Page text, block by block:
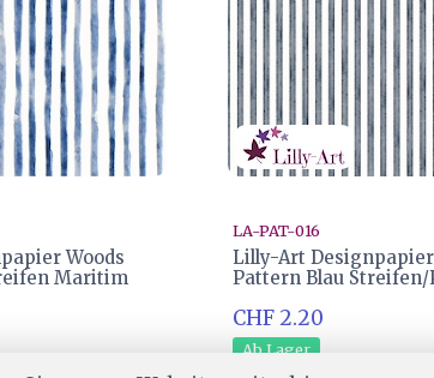
Woods
Maritim
LA-PAT-016
Lilly-Art Designpapier
Pattern Blau Streifen/
CHF 2.20
Ab Lager